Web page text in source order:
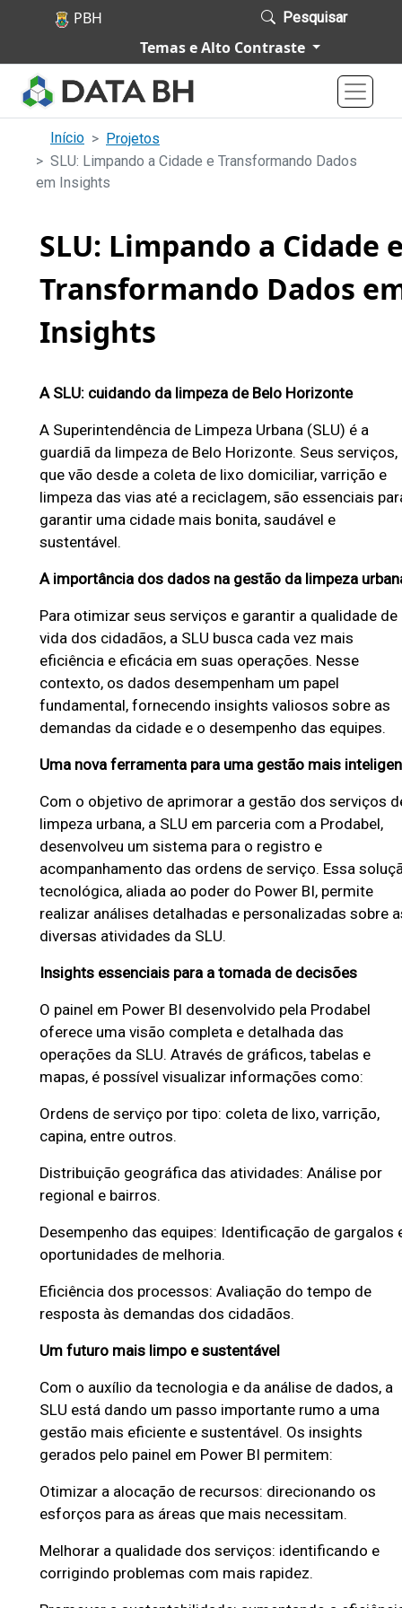
Pular para o conteúdo principal
o
t
l
D
a
d
d
P
r
e
f
i
u
r
a
d
e
B
o
H
o
r
z
o
n
t
e
-
a
B
Pesquisar
Temas e Alto Contraste
Início
Projetos
SLU: Limpando a Cidade e Transformando Dados
em Insights
SLU: Limpando a Cidade
Transformando Dados
Insights
A SLU: cuidando da limpeza de Belo Horizonte
A Superintendência de Limpeza Urbana (SLU) é a
guardiã da limpeza de Belo Horizonte. Seus serviços,
que vão desde a coleta de lixo domiciliar, varrição e
limpeza das vias até a reciclagem, são essenciais
garantir uma cidade mais bonita, saudável e
sustentável.
A importância dos dados na gestão da limpeza
Para otimizar seus serviços e garantir a qualidade de
vida dos cidadãos, a SLU busca cada vez mais
eficiência e eficácia em suas operações. Nesse
contexto, os dados desempenham um papel
fundamental, fornecendo insights valiosos sobre as
demandas da cidade e o desempenho das equipes.
Uma nova ferramenta para uma gestão mais
Com o objetivo de aprimorar a gestão dos serviços
limpeza urbana, a SLU em parceria com a Prodabel,
desenvolveu um sistema para o registro e
acompanhamento das ordens de serviço. Essa
tecnológica, aliada ao poder do Power BI, permite
realizar análises detalhadas e personalizadas sobre
diversas atividades da SLU.
Insights essenciais para a tomada de decisões
O painel em Power BI desenvolvido pela Prodabel
oferece uma visão completa e detalhada das
operações da SLU. Através de gráficos, tabelas e
mapas, é possível visualizar informações como:
Ordens de serviço por tipo: coleta de lixo, varrição,
capina, entre outros.
Distribuição geográfica das atividades: Análise por
regional e bairros.
Desempenho das equipes: Identificação de gargalos
oportunidades de melhoria.
Eficiência dos processos: Avaliação do tempo de
resposta às demandas dos cidadãos.
Um futuro mais limpo e sustentável
Com o auxílio da tecnologia e da análise de dados, a
SLU está dando um passo importante rumo a uma
gestão mais eficiente e sustentável. Os insights
gerados pelo painel em Power BI permitem:
Otimizar a alocação de recursos: direcionando os
esforços para as áreas que mais necessitam.
Melhorar a qualidade dos serviços: identificando e
corrigindo problemas com mais rapidez.